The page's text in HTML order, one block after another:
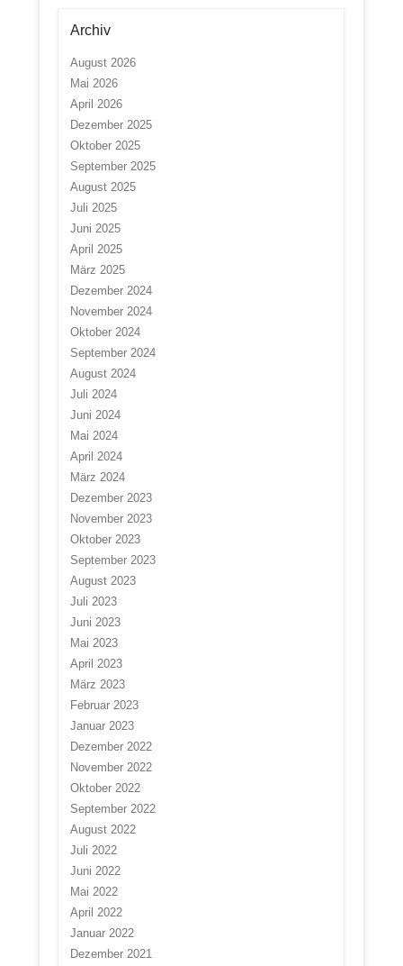
Archiv
August 2026
Mai 2026
April 2026
Dezember 2025
Oktober 2025
September 2025
August 2025
Juli 2025
Juni 2025
April 2025
März 2025
Dezember 2024
November 2024
Oktober 2024
September 2024
August 2024
Juli 2024
Juni 2024
Mai 2024
April 2024
März 2024
Dezember 2023
November 2023
Oktober 2023
September 2023
August 2023
Juli 2023
Juni 2023
Mai 2023
April 2023
März 2023
Februar 2023
Januar 2023
Dezember 2022
November 2022
Oktober 2022
September 2022
August 2022
Juli 2022
Juni 2022
Mai 2022
April 2022
Januar 2022
Dezember 2021